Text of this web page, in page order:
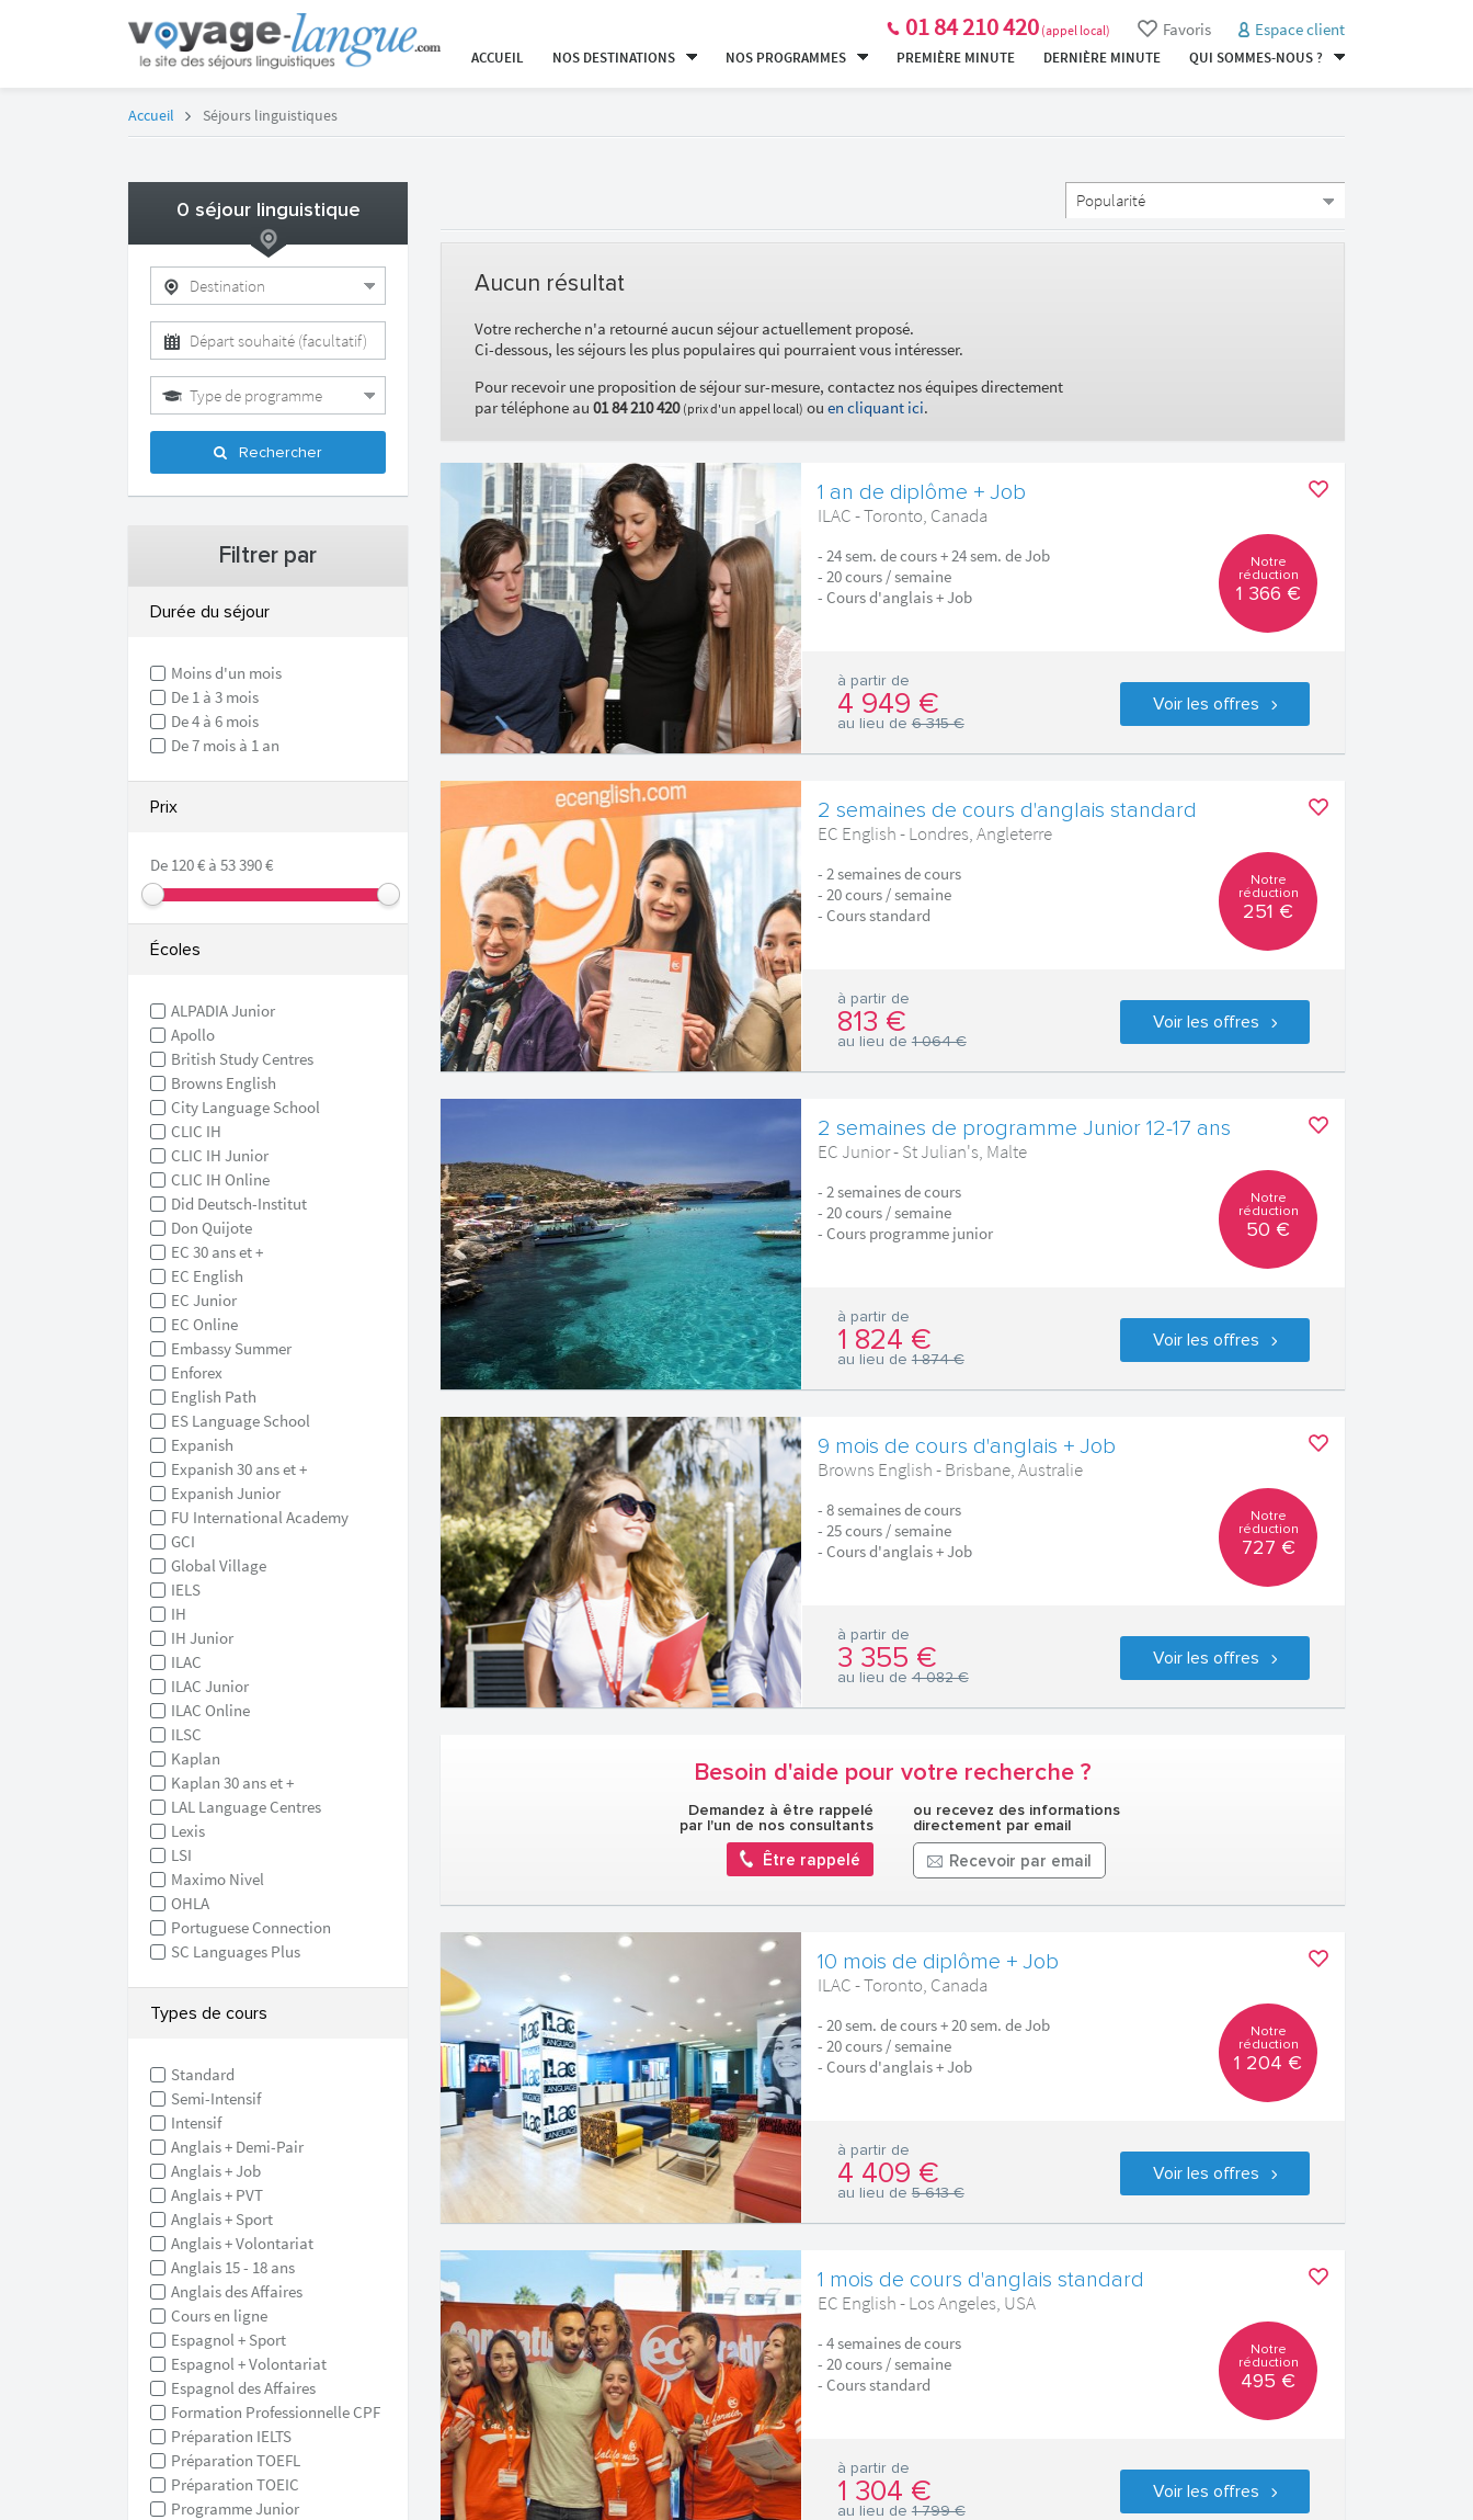
01 84 210 420 (appel local) Favoris Espace client
ACCUEIL NOS DESTINATIONS NOS PROGRAMMES PREMIÈRE MINUTE DERNIÈRE MINUTE QUI SOMMES-NOUS ?
Accueil Séjours linguistiques
0 séjour linguistique
Rechercher
Filtrer par
Durée du séjour
Moins d'un mois
De 1 à 3 mois
De 4 à 6 mois
De 7 mois à 1 an
Prix
De 120 € à 53 390 €
Écoles
ALPADIA Junior
Apollo
British Study Centres
Browns English
City Language School
CLIC IH
CLIC IH Junior
CLIC IH Online
Did Deutsch-Institut
Don Quijote
EC 30 ans et +
EC English
EC Junior
EC Online
Embassy Summer
Enforex
English Path
ES Language School
Expanish
Expanish 30 ans et +
Expanish Junior
FU International Academy
GCI
Global Village
IELS
IH
IH Junior
ILAC
ILAC Junior
ILAC Online
ILSC
Kaplan
Kaplan 30 ans et +
LAL Language Centres
Lexis
LSI
Maximo Nivel
OHLA
Portuguese Connection
SC Languages Plus
Types de cours
Standard
Semi-Intensif
Intensif
Anglais + Demi-Pair
Anglais + Job
Anglais + PVT
Anglais + Sport
Anglais + Volontariat
Anglais 15 - 18 ans
Anglais des Affaires
Cours en ligne
Espagnol + Sport
Espagnol + Volontariat
Espagnol des Affaires
Formation Professionnelle CPF
Préparation IELTS
Préparation TOEFL
Préparation TOEIC
Programme Junior
Aucun résultat
Votre recherche n'a retourné aucun séjour actuellement proposé.
Ci-dessous, les séjours les plus populaires qui pourraient vous intéresser.
Pour recevoir une proposition de séjour sur-mesure, contactez nos équipes directement
par téléphone au 01 84 210 420 (prix d'un appel local) ou en cliquant ici.
1 an de diplôme + Job
ILAC - Toronto, Canada
- 24 sem. de cours + 24 sem. de Job
- 20 cours / semaine
- Cours d'anglais + Job
Notre
réduction
1 366 €
Voir les offres
à partir de
4 949 €
au lieu de6 315 €
2 semaines de cours d'anglais standard
EC English - Londres, Angleterre
- 2 semaines de cours
- 20 cours / semaine
- Cours standard
Notre
réduction
251 €
Voir les offres
à partir de
813 €
au lieu de1 064 €
2 semaines de programme Junior 12-17 ans
EC Junior - St Julian's, Malte
- 2 semaines de cours
- 20 cours / semaine
- Cours programme junior
Notre
réduction
50 €
Voir les offres
à partir de
1 824 €
au lieu de1 874 €
9 mois de cours d'anglais + Job
Browns English - Brisbane, Australie
- 8 semaines de cours
- 25 cours / semaine
- Cours d'anglais + Job
Notre
réduction
727 €
Voir les offres
à partir de
3 355 €
au lieu de4 082 €
Besoin d'aide pour votre recherche ?
Demandez à être rappelé
par l'un de nos consultants
Être rappelé
ou recevez des informations
directement par email
Recevoir par email
10 mois de diplôme + Job
ILAC - Toronto, Canada
- 20 sem. de cours + 20 sem. de Job
- 20 cours / semaine
- Cours d'anglais + Job
Notre
réduction
1 204 €
Voir les offres
à partir de
4 409 €
au lieu de5 613 €
1 mois de cours d'anglais standard
EC English - Los Angeles, USA
- 4 semaines de cours
- 20 cours / semaine
- Cours standard
Notre
réduction
495 €
Voir les offres
à partir de
1 304 €
au lieu de1 799 €